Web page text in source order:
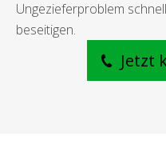
Ungezieferproblem
beseitigen.
Jetzt